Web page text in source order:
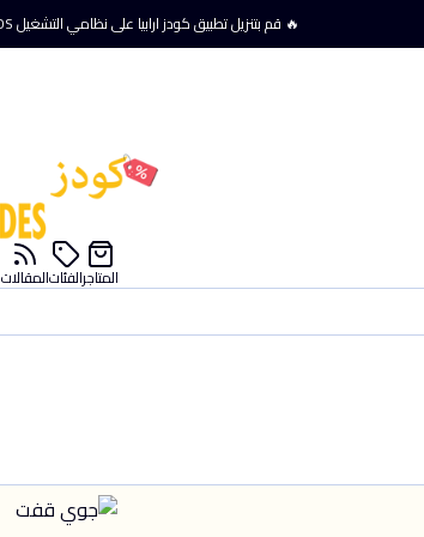
🔥 قم بتنزيل تطبيق كودز ارابيا على نظامي التشغيل iOS و Android 🔥
المتاجرالفئاتالمقالات